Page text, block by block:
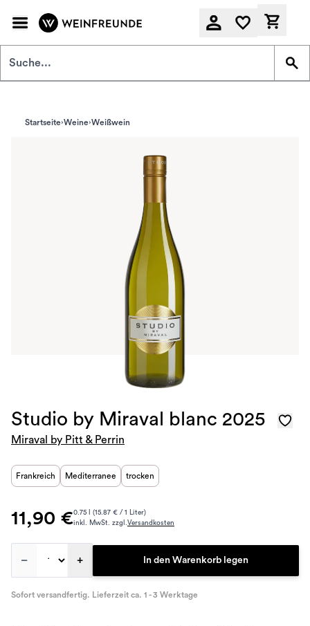
Startseite Weine Weißwein
Studio by Miraval blanc 2025
Miraval by Pitt & Perrin
Frankreich Mediterranee trocken
11,90 €0.75 l (15.87 € / 1 Liter)
inkl. MwSt. zzgl.Versandkosten
– + In den Warenkorb legen
Sofort versandfertig. Lieferzeit ca. 1 - 3 Werktage